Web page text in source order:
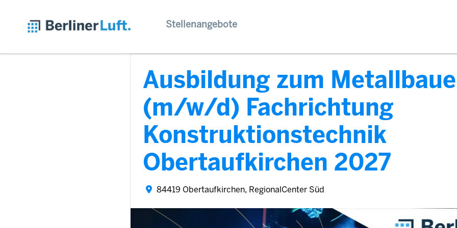
Stellenangebote
Ausbildung zum
(m/w/d) Fachrichtung
Konstruktionstechnik
Obertaufkirchen 2027
84419 Obertaufkirchen, RegionalCenter Süd